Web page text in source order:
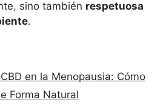
sino también respetuosa
.
en la Menopausia: Cómo
Forma Natural